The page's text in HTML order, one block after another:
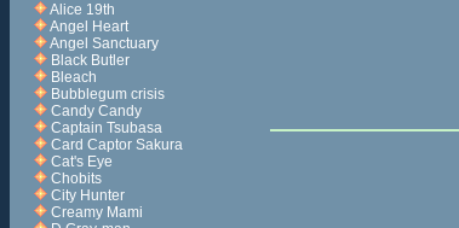
Alice 19th
Angel Heart
Angel Sanctuary
Black Butler
Bleach
Bubblegum crisis
Candy Candy
Captain Tsubasa
Card Captor Sakura
Cat's Eye
Chobits
City Hunter
Creamy Mami